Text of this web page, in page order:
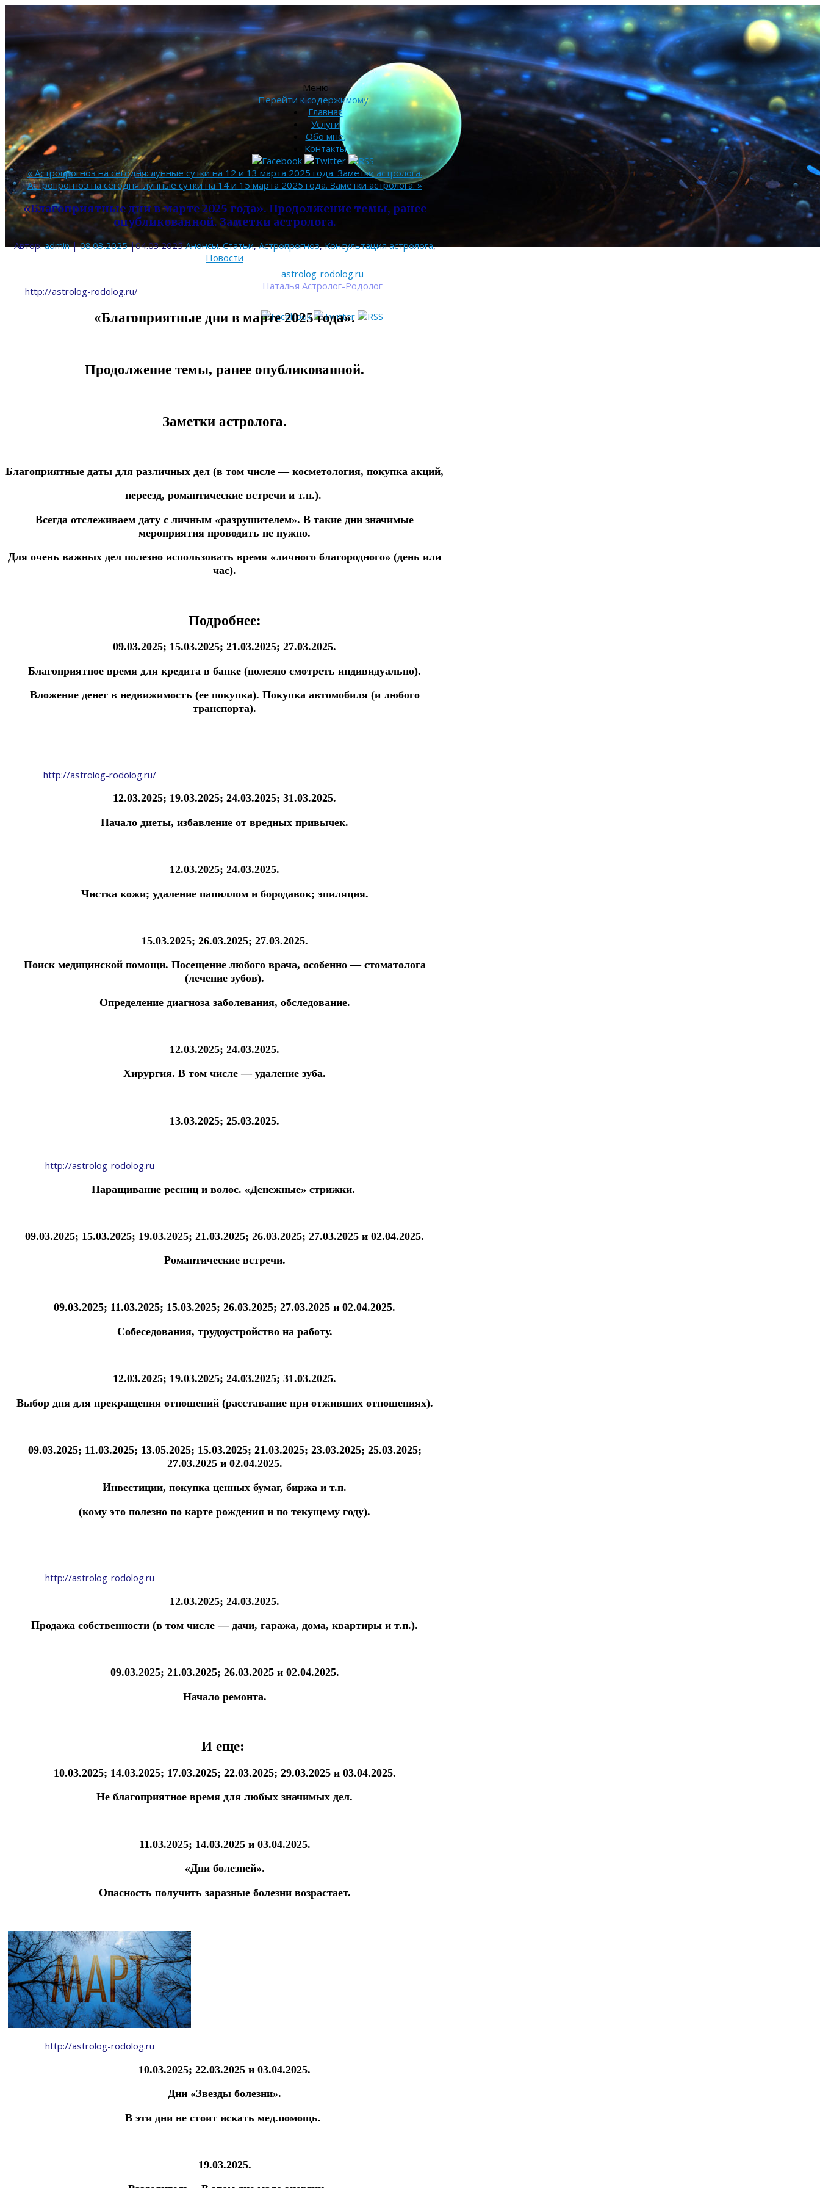
astrolog-rodolog.ru
Наталья Астролог-Родолог
Меню
Перейти к содержимому
Главная
Услуги
Обо мне.
Контакты
«Астропрогноз на сегодня: лунные сутки на 12 и 13 марта 2025 года. Заметки астролога.
Астропрогноз на сегодня: лунные сутки на 14 и 15 марта 2025 года. Заметки астролога.»
«Благоприятные дни в марте 2025 года». Продолжение темы, ранее
опубликованной. Заметки астролога.
Автор:admin | 08.03.2025 |04.03.2025 Анонсы. Статьи,Астропрогноз,Консультация астролога,
Новости
http://astrolog-rodolog.ru/
«Благоприятные дни в марте 2025 года».
Продолжение темы, ранее опубликованной.
Заметки астролога.
Благоприятные даты для различных дел (в том числе — косметология, покупка акций,
переезд, романтические встречи и т.п.).
Всегда отслеживаем дату с личным «разрушителем». В такие дни значимые
мероприятия проводить не нужно.
Для очень важных дел полезно использовать время «личного благородного» (день или
час).
Подробнее:
09.03.2025; 15.03.2025; 21.03.2025; 27.03.2025.
Благоприятное время для кредита в банке (полезно смотреть индивидуально).
Вложение денег в недвижимость (ее покупка). Покупка автомобиля (и любого
транспорта).
http://astrolog-rodolog.ru/
12.03.2025; 19.03.2025; 24.03.2025; 31.03.2025.
Начало диеты, избавление от вредных привычек.
12.03.2025; 24.03.2025.
Чистка кожи; удаление папиллом и бородавок; эпиляция.
15.03.2025; 26.03.2025; 27.03.2025.
Поиск медицинской помощи. Посещение любого врача, особенно — стоматолога
(лечение зубов).
Определение диагноза заболевания, обследование.
12.03.2025; 24.03.2025.
Хирургия. В том числе — удаление зуба.
13.03.2025; 25.03.2025.
http://astrolog-rodolog.ru
Наращивание ресниц и волос. «Денежные» стрижки.
09.03.2025; 15.03.2025; 19.03.2025; 21.03.2025; 26.03.2025; 27.03.2025 и 02.04.2025.
Романтические встречи.
09.03.2025; 11.03.2025; 15.03.2025; 26.03.2025; 27.03.2025 и 02.04.2025.
Собеседования, трудоустройство на работу.
12.03.2025; 19.03.2025; 24.03.2025; 31.03.2025.
Выбор дня для прекращения отношений (расставание при отживших отношениях).
09.03.2025; 11.03.2025; 13.05.2025; 15.03.2025; 21.03.2025; 23.03.2025; 25.03.2025;
27.03.2025 и 02.04.2025.
Инвестиции, покупка ценных бумаг, биржа и т.п.
(кому это полезно по карте рождения и по текущему году).
http://astrolog-rodolog.ru
12.03.2025; 24.03.2025.
Продажа собственности (в том числе — дачи, гаража, дома, квартиры и т.п.).
09.03.2025; 21.03.2025; 26.03.2025 и 02.04.2025.
Начало ремонта.
И еще:
10.03.2025; 14.03.2025; 17.03.2025; 22.03.2025; 29.03.2025 и 03.04.2025.
Не благоприятное время для любых значимых дел.
11.03.2025; 14.03.2025 и 03.04.2025.
«Дни болезней».
Опасность получить заразные болезни возрастает.
http://astrolog-rodolog.ru
10.03.2025; 22.03.2025 и 03.04.2025.
Дни «Звезды болезни».
В эти дни не стоит искать мед.помощь.
19.03.2025.